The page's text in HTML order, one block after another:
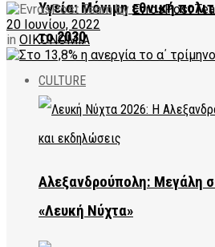
Υγεία: Μόνιμη εθνική
το 2030
CULTURE
Αλεξανδρούπολη: Μεγάλη
«Λευκή Νύχτα»
by EvrosPost
20 Ιουνίου, 2022
in ΟΙΚΟΝΟΜΙΑ